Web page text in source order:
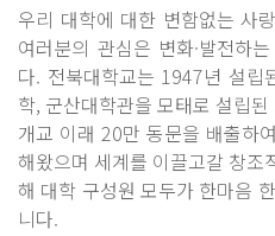
우리 대학에 대한 변함없는 사
여러분의 관심은 변화·발전하
다. 전북대학교는 1947년 설립
학, 군산대학관을 모태로 설립
개교 이래 20만 동문을 배출하
해왔으며 세계를 이끌고갈 창조
해 대학 구성원 모두가 한마음
니다.